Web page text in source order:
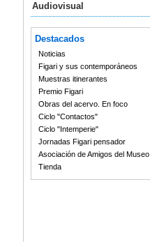
Audiovisual
Destacados
Noticias
Figari y sus contemporáneos
Muestras itinerantes
Premio Figari
Obras del acervo. En foco
Ciclo "Contactos"
Ciclo "Intemperie"
Jornadas Figari pensador
Asociación de Amigos del Museo
Tienda